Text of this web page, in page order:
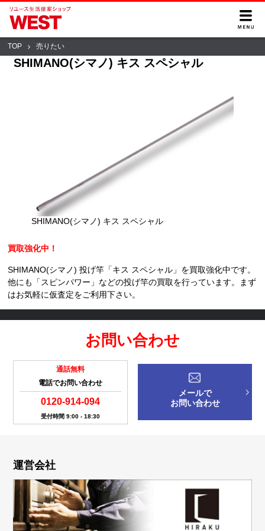
TOP 売りたい
SHIMANO(シマノ) キス スペシャル
SHIMANO(シマノ) キス スペシャル
買取強化中！
SHIMANO(シマノ) 投げ竿「キス スペシャル」を買取強化中です。
他にも「スピンパワー」などの投げ竿の買取を行っています。まず
はお気軽に仮査定をご利用下さい。
お問い合わせ
通話無料
電話でお問い合わせ
0120-914-094
受付時間 9:00 - 18:30
メールで
お問い合わせ
運営会社